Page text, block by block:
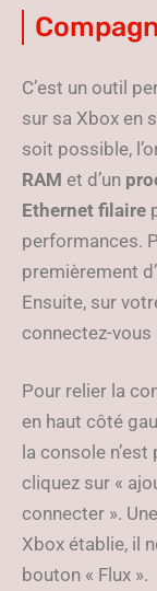
C’est un outil
sur sa Xbox en
soit possible,
RAM et d’un
Ethernet filaire
performances.
premièrement
Ensuite, sur
connectez-
Pour relier la
en haut côté
la console
cliquez sur «
connecter ».
Xbox établie, il
bouton « Flux ».